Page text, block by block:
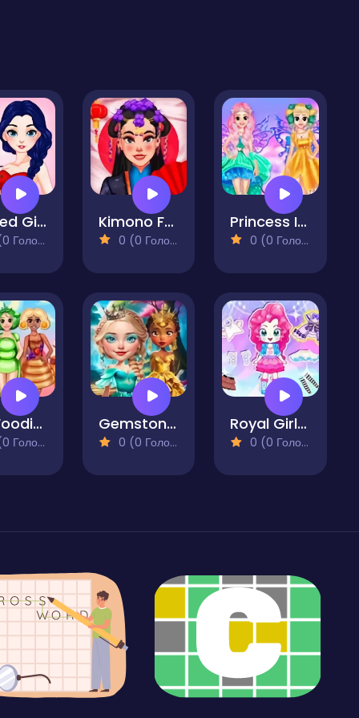
Dotted Girl New Era Kimono Fashion
0 (0 Голосів)
Princess In Colourful Wonderland
0 (0 Голосів)
BFF Foodie Cosplay Gemstone Glam
0 (0 Голосів)
Royal Girl Doll Dress Up
0 (0 Голосів)